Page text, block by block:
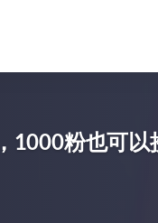
1000粉也可以